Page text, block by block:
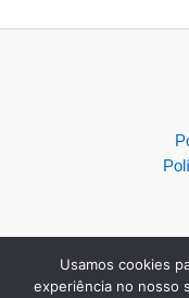
Usamos cookies
experiência no nosso